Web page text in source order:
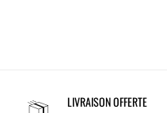
LIVRAISON OFFERTE